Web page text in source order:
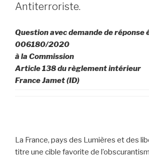
Antiterroriste.
Question avec demande de réponse
006180/2020
à la Commission
Article 138 du règlement intérieur
France Jamet (ID)
La France, pays des Lumières et des
titre une cible favorite de